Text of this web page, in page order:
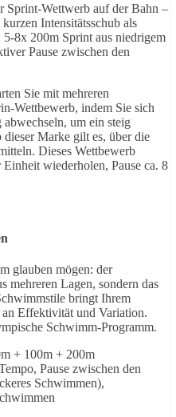
Sprint-Wettwerb auf der Bahn –
Intensitätsschub als
8x 200m Sprint aus niedrigem
Pause zwischen den
Sie mit mehreren
Wettbewerb, indem Sie sich
um ein steig
dieser Marke gilt es, über die
Dieses Wettbewerb
wiederholen, Pause ca. 8
glauben mögen: der
mehreren Lagen, sondern das
bringt Ihrem
Effektivität und Variation.
Schwimm-Programm.
+ 100m + 200m
Pause zwischen den
Schwimmen),